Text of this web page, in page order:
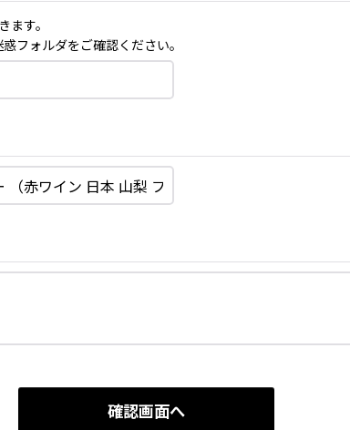
ます。
フォルダをご確認ください。
確認画面へ